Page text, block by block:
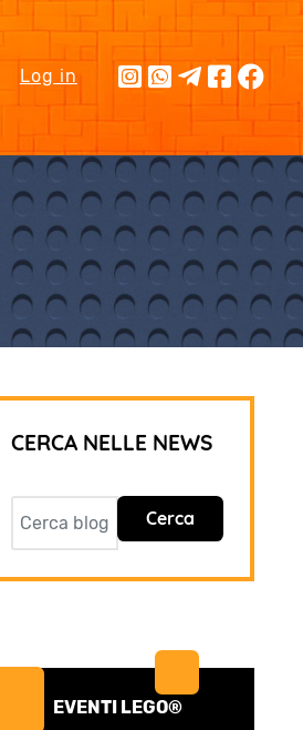
Log in
CERCA NELLE NEWS
Cerca
EVENTI LEGO®